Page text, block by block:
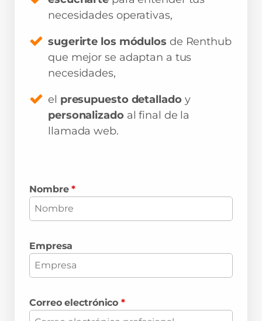
necesidades operativas,
sugerirte los módulos de Renthub
que mejor se adaptan a tus
necesidades,
el presupuesto detallado y
personalizadoal final de la
llamada web.
Nombre*
Empresa
Correo electrónico*